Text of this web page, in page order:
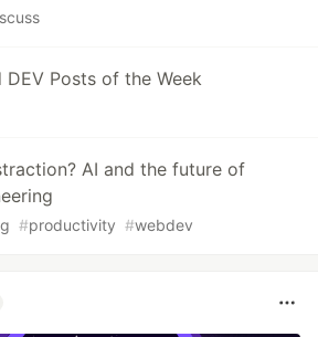
DEV Posts of the Week
AI and the future of
#productivity #webdev